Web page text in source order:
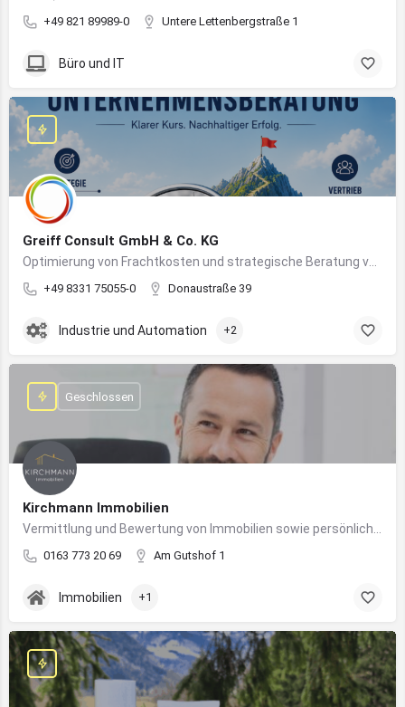
+49 821 89989-0 Untere Lettenbergstraße 1
Büro und IT
Greiff Consult GmbH & Co. KG
+49 8331 75055-0 Donaustraße 39
Industrie und Automation +2
Kirchmann Immobilien
0163 773 20 69 Am Gutshof 1
Geschlossen
Immobilien +1